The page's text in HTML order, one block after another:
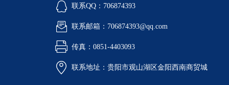
联系QQ：706874393
联系邮箱：706874393@qq.com
传真：0851-4403093
联系地址：贵阳市观山湖区金阳西南商贸城